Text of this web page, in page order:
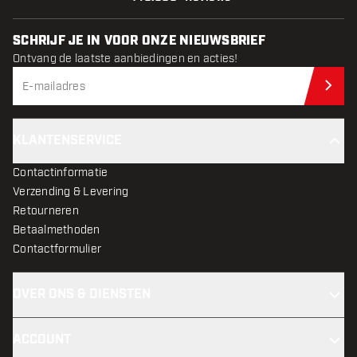
SCHRIJF JE IN VOOR ONZE NIEUWSBRIEF
Ontvang de laatste aanbiedingen en acties!
Contactinformatie
Verzending & Levering
Retourneren
Betaalmethoden
Contactformulier